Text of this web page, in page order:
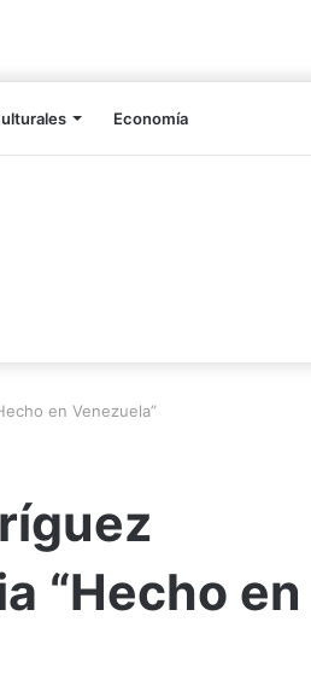
Economía
en Venezuela”
“Hecho en